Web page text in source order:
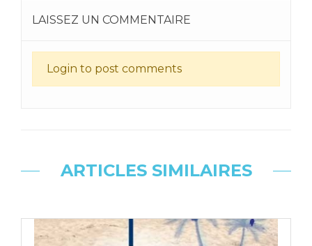
LAISSEZ UN COMMENTAIRE
Login to post comments
ARTICLES SIMILAIRES